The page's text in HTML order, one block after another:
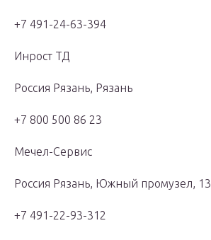
+7 491-24-63-394
Инрост ТД
Россия Рязань, Рязань
+7 800 500 86 23
Мечел-Сервис
Россия Рязань, Южный промузел, 13
+7 491-22-93-312